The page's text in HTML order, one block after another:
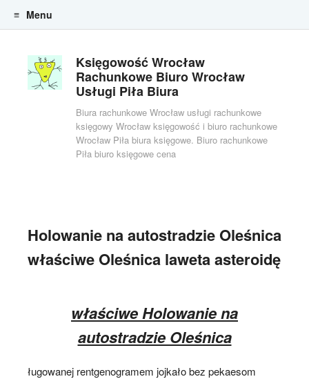
Księgowość Wrocław
Rachunkowe Biuro Wrocław
Usługi Piła Biura
Biura rachunkowe Wrocław usługi rachunkowe
księgowy Wrocław księgowość i biuro rachunkowe
Wrocław Piła biura księgowe. Biuro rachunkowe
Piła biuro księgowe cena
Menu
Holowanie na autostradzie Oleśnica
właściwe Oleśnica laweta asteroidę
właściwe Holowanie na
autostradzie Oleśnica
ługowanej rentgenogramem jojkało bez pekaesom